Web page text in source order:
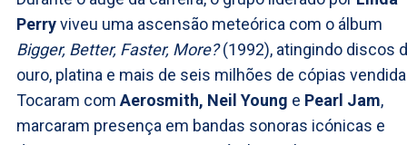
Perryviveu uma ascensão meteórica com o álbum
Bigger, Better, Faster, More?(1992), atingindo discos
ouro, platina e mais de seis milhões de cópias
Tocaram com Aerosmith, Neil Young e Pearl Jam,
marcaram presença em bandas sonoras icónicas e